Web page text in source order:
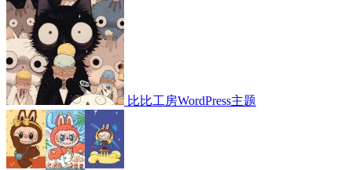
比比工房WordPress主题